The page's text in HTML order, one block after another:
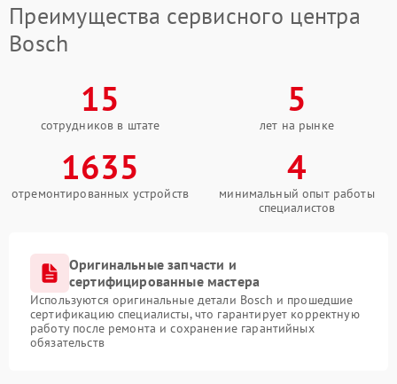
Преимущества сервисного центра
Bosch
15
сотрудников в штате
5
лет на рынке
1635
отремонтированных устройств
4
минимальный опыт работы
специалистов
Оригинальные запчасти и
сертифицированные мастера
Используются оригинальные детали Bosch и прошедшие
сертификацию специалисты, что гарантирует корректную
работу после ремонта и сохранение гарантийных
обязательств